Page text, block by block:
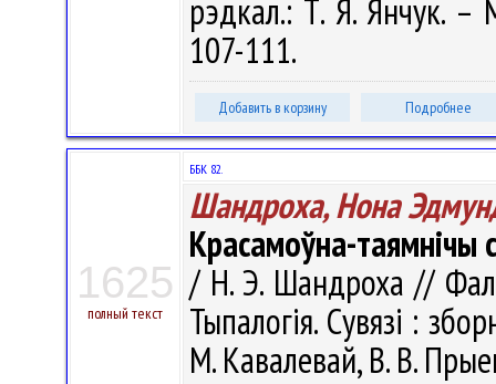
рэдкал.: Т. Я. Янчук. –
107-111.
Добавить в корзину Подробнее
1625
полный текст
ББК 82.
Шандроха, Нона
Красамоўна-таямнічы
/ Н. Э. Шандроха //
Тыпалогія. Сувязі :
М. Кавалевай, В. В.